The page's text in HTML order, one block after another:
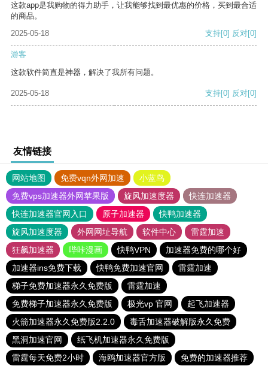
这款app是我购物的得力助手，让我能够找到最优惠的价格，买到最合适
的商品。
2025-05-18
支持[0] 反对[0]
游客
这款软件简直是神器，解决了我所有问题。
2025-05-18 支持[0] 反对[0]
友情链接
网站地图 免费vqn外网加速
小蓝鸟
免费vps加速器外网苹果版
旋风加速度器
快连加速器
快连加速器官网入口
原子加速器
快鸭加速器
旋风加速度器
外网网址导航 软件中心
雷霆加速
狂飙加速器
哔咔漫画 快鸭VPN
加速器免费的哪个好
加速器ins免费下载
快鸭免费加速官网
雷霆加速
梯子免费加速器永久免费版
雷霆加速
免费梯子加速器永久免费版
极光vp 官网
起飞加速器
火箭加速器永久免费版2.2.0
毒舌加速器破解版永久免费
黑洞加速官网
纸飞机加速器永久免费版
雷霆每天免费2小时
海鸥加速器官方版 免费的加速器推荐